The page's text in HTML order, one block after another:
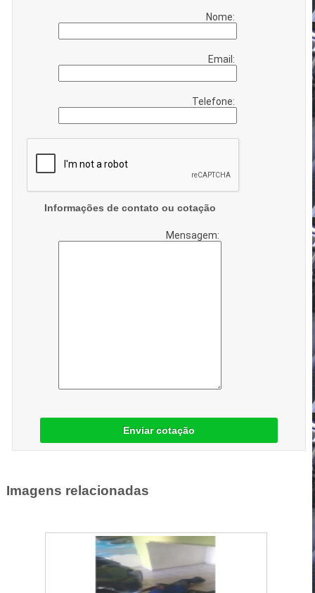
Nome:
Email:
Telefone:
Informações de contato ou cotação
Mensagem:
Enviar cotação
Imagens relacionadas